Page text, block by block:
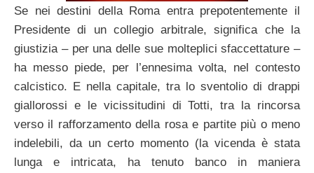
Se nei destini della Roma entra prepotentemente il
Presidente di un collegio arbitrale, significa che la
giustizia – per una delle sue molteplici sfaccettature –
ha messo piede, per l’ennesima volta, nel contesto
calcistico. E nella capitale, tra lo sventolio di drappi
giallorossi e le vicissitudini di Totti, tra la rincorsa
verso il rafforzamento della rosa e partite più o meno
indelebili, da un certo momento (la vicenda è stata
lunga e intricata, ha tenuto banco in maniera